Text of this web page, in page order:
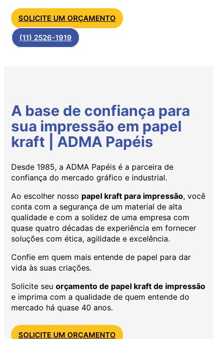
SOLICITE UM ORÇAMENTO
(11) 2526-1919
A base de confiança para
sua impressão em papel
kraft | ADMA Papéis
Desde 1985, a ADMA Papéis é a parceira de
confiança do mercado gráfico e industrial.
Ao escolher nosso papel kraft para impressão, você
conta com a segurança de um material de alta
qualidade e com a solidez de uma empresa com
quase quatro décadas de experiência em fornecer
soluções com ética, agilidade e excelência.
Confie em quem mais entende de papel para dar
vida às suas criações.
Solicite seu orçamento de papel kraft de impressão
e imprima com a qualidade de quem entende do
mercado há quase 40 anos.
SOLICITE UM ORÇAMENTO